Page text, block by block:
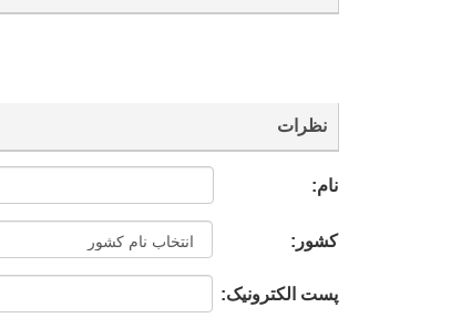
نظرات
نام:
کشور:
پست الکترونیک: